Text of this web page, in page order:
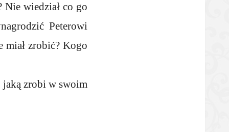
Nie wiedział co go
Peterowi
miał zrobić? Kogo
jaką zrobi w swoim